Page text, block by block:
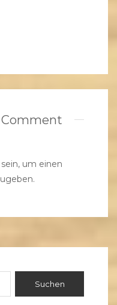
Comment
sein, um einen